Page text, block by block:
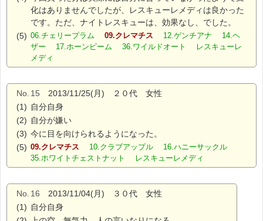
化はありませんでしたが、レスキューレメディは良かった
です。ただ、ナイトレスキューは、効果なし、でした。
(5) 06.チェリープラム 09.クレマチス
12.ゲンチアナ 14.ヘ
ザー 17.ホーンビーム 36.ワイルドオート レスキューレ
メディ
No. 15 2013/11/25(月) ２０代 女性
(1) 自分自身
(2) 自分が嫌い
(3) 今に目を向けられるようになった。
(5) 09.クレマチス
10.クラブアップル 16.ハニーサックル
35.ホワイトチェストナット レスキューレメディ
No. 16 2013/11/04(月) ３０代 女性
(1) 自分自身